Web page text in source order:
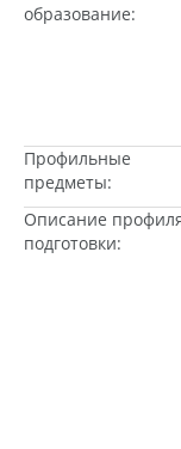
образование:
Профильные
предметы:
Описание
подготовки: